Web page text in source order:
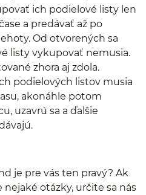
ich podielové listy len
a predávať až po
Od otvorených sa
listy vykupovať nemusia.
zhora aj zdola.
podielových listov musia
akonáhle potom
uzavrú sa a ďalšie
je pre vás ten pravý? Ak
otázky, určite sa nás